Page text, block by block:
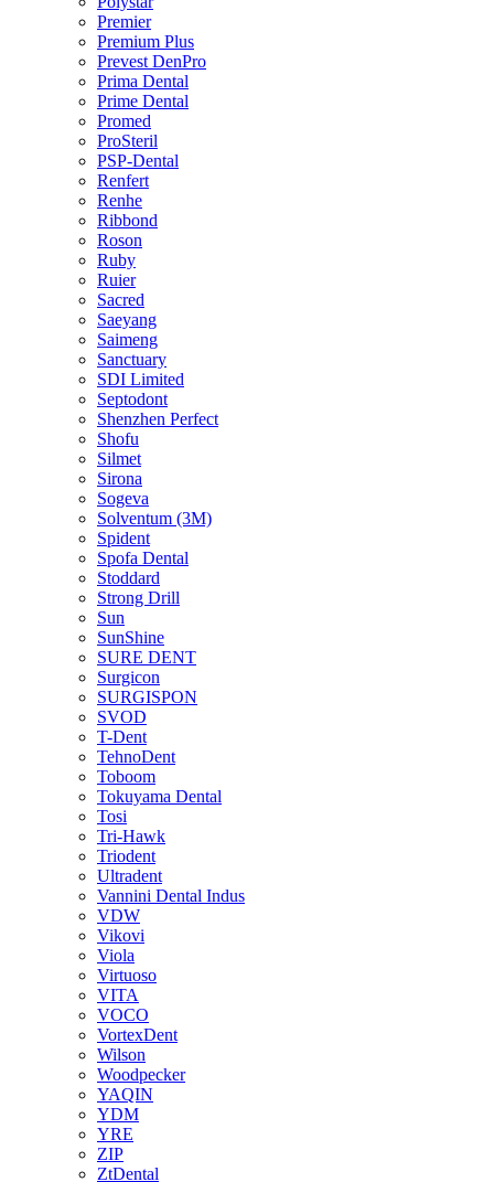
Premier
Premium Plus
Prevest DenPro
Prima Dental
Prime Dental
Promed
ProSteril
PSP-Dental
Renfert
Renhe
Ribbond
Roson
Ruby
Ruier
Sacred
Saeyang
Saimeng
Sanctuary
SDI Limited
Septodont
Shenzhen Perfect
Shofu
Silmet
Sirona
Sogeva
Solventum (3M)
Spident
Spofa Dental
Stoddard
Strong Drill
Sun
SunShine
SURE DENT
Surgicon
SURGISPON
SVOD
T-Dent
TehnoDent
Toboom
Tokuyama Dental
Tosi
Tri-Hawk
Triodent
Ultradent
Vannini Dental Indus
VDW
Vikovi
Viola
Virtuoso
VITA
VOCO
VortexDent
Wilson
Woodpecker
YAQIN
YDM
YRE
ZIP
ZtDental